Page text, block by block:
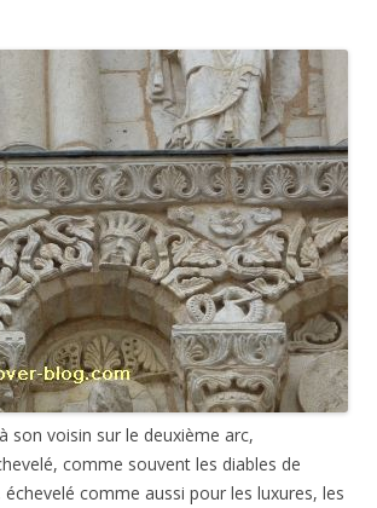
son voisin sur le deuxième arc,
comme souvent les diables de
échevelé comme aussi pour les luxures, les